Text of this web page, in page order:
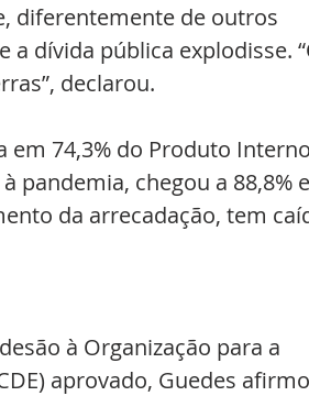
diferentemente de outros
a dívida pública explodisse.
declarou.
em 74,3% do Produto
pandemia, chegou a 88,8%
da arrecadação, tem
à Organização para a
aprovado, Guedes